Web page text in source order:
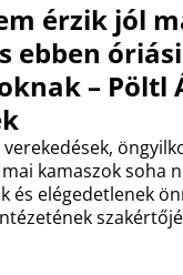
érzik jól
ebben
– Pöltl
kamaszok soha
és elégedetlenek